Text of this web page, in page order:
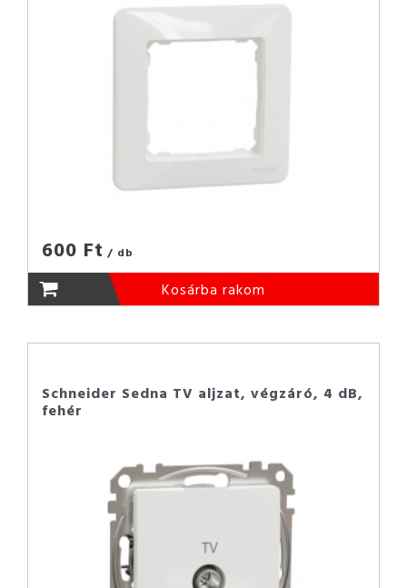
600 Ft / db
Kosárba rakom
Schneider Sedna TV aljzat, végzáró, 4 dB,
fehér